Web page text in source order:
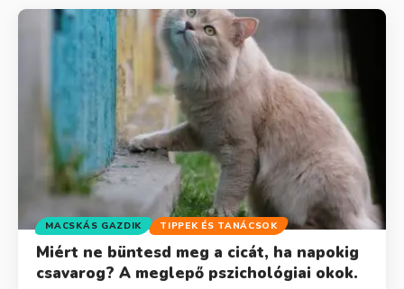
MACSKÁS GAZDIK TIPPEK ÉS TANÁCSOK
Miért ne büntesd meg a cicát, ha napokig
csavarog? A meglepő pszichológiai okok.